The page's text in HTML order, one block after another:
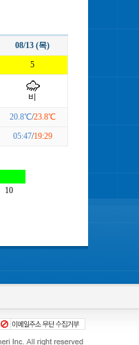
08/13 (목)
5
비
20.8℃/23.8℃
05:47/19:29
10